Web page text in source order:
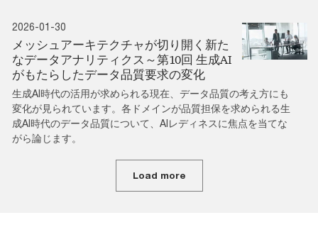
2026-01-30
メッシュアーキテクチャが切り開く新た
なデータアナリティクス～第10回 生成AI
がもたらしたデータ品質要求の変化
生成AI時代の活用が求められる現在、データ品質の考え方にも
変化が見られています。各ドメインが品質担保を求められる生
成AI時代のデータ品質について、AIレディネスに焦点を当てな
がら論じます。
Load more